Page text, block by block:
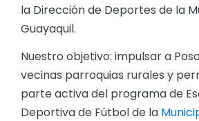
Ejecución Presupuestaria
Obras y proyectos
la Dirección de Deportes de la
Guayaquil.
Nuestro objetivo: impulsar a
vecinas parroquias rurales y
parte activa del programa de
Deportiva de Fútbol de la